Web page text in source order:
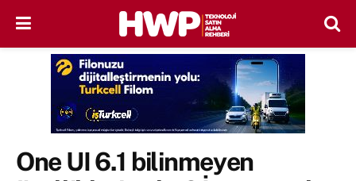
One UI 6.1 bilinmeyen